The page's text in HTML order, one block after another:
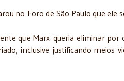
no Foro de São Paulo que ele
que Marx queria eliminar
inclusive justificando meios